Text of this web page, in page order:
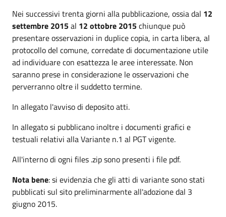
Nei successivi trenta giorni alla pubblicazione, ossia dal 12
settembre 2015al 12 ottobre 2015chiunque può
presentare osservazioni in duplice copia, in carta libera, al
protocollo del comune, corredate di documentazione utile
ad individuare con esattezza le aree interessate. Non
saranno prese in considerazione le osservazioni che
perverranno oltre il suddetto termine.
In allegato l'avviso di deposito atti.
In allegato si pubblicano inoltre i documenti grafici e
testuali relativi alla Variante n.1 al PGT vigente.
All'interno di ogni files .zip sono presenti i file pdf.
Nota bene: si evidenzia che gli atti di variante sono stati
pubblicati sul sito preliminarmente all'adozione dal 3
giugno 2015.